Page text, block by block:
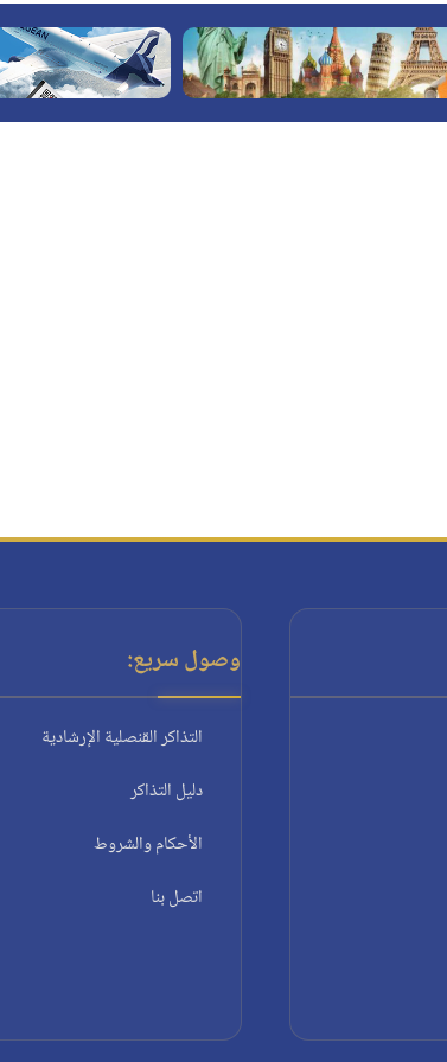
وصول سريع:
التذاكر القنصلية الإرشادية
دليل التذاكر
الأحكام والشروط
اتصل بنا